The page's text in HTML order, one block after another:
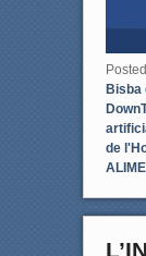
Bisba
de